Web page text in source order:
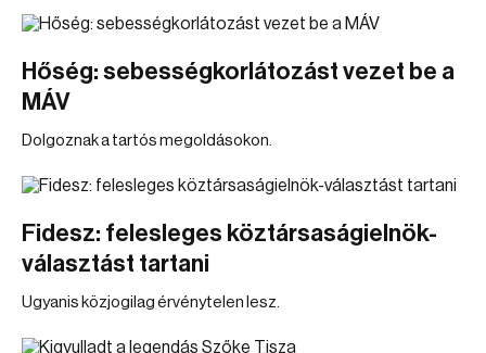
Hőség: sebességkorlátozást vezet be a
MÁV
Dolgoznak a tartós megoldásokon.
Fidesz: felesleges köztársaságielnök-
választást tartani
Ugyanis közjogilag érvénytelen lesz.